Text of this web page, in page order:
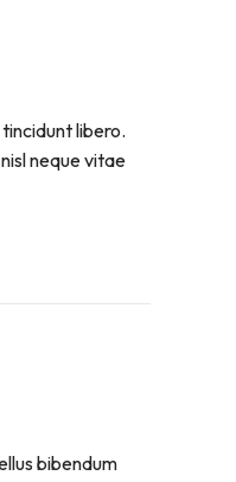
libero.
neque vitae
bibendum